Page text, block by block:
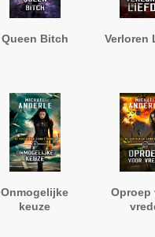
Queen Bitch Verloren
Onmogelijke
keuze
Oproep